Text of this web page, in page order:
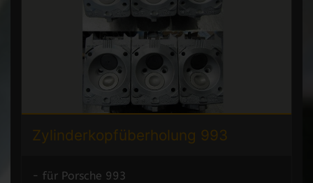
Zylinderkopfüberholung 993
- für Porsche 993